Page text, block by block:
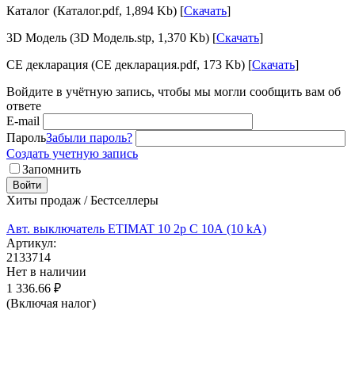
Каталог (Каталог.pdf, 1,894 Kb) [Скачать]
3D Модель (3D Модель.stp, 1,370 Kb) [Скачать]
CE декларация (CE декларация.pdf, 173 Kb) [Скачать]
Войдите в учётную запись, чтобы мы могли сообщить вам об
ответе
E-mail
ПарольЗабыли пароль?
Создать учетную запись
Запомнить
Войти
Хиты продаж / Бестселлеры
Авт. выключатель ETIMAT 10 2p C 10А (10 kA)
Артикул:
2133714
Нет в наличии
1 336.66 ₽
(Включая налог)